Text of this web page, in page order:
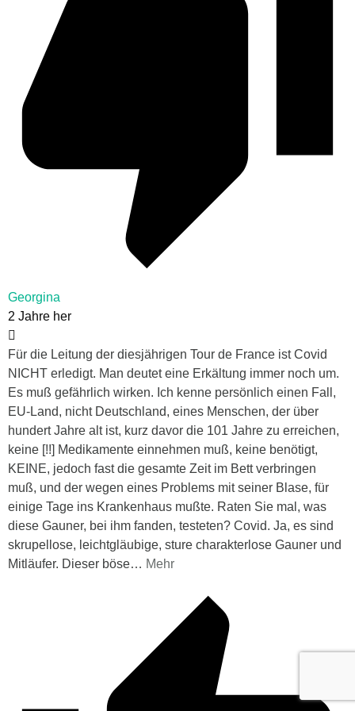
Georgina
2 Jahre her
Für die Leitung der diesjährigen Tour de France ist Covid
NICHT erledigt. Man deutet eine Erkältung immer noch um.
Es muß gefährlich wirken. Ich kenne persönlich einen Fall,
EU-Land, nicht Deutschland, eines Menschen, der über
hundert Jahre alt ist, kurz davor die 101 Jahre zu erreichen,
keine [!!] Medikamente einnehmen muß, keine benötigt,
KEINE, jedoch fast die gesamte Zeit im Bett verbringen
muß, und der wegen eines Problems mit seiner Blase, für
einige Tage ins Krankenhaus mußte. Raten Sie mal, was
diese Gauner, bei ihm fanden, testeten? Covid. Ja, es sind
skrupellose, leichtgläubige, sture charakterlose Gauner und
Mitläufer. Dieser böse… Mehr